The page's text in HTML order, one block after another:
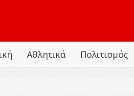
Αθλητικά Πολιτισμός